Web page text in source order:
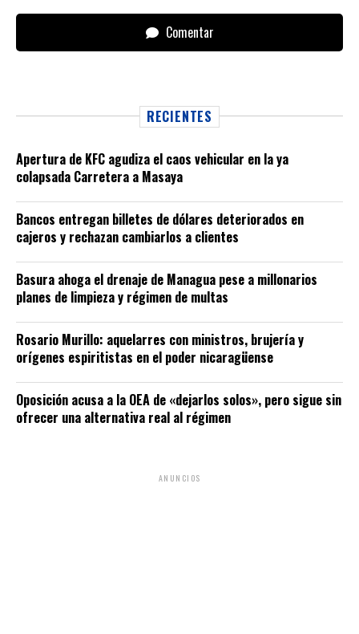
Comentar
RECIENTES
Apertura de KFC agudiza el caos vehicular en la ya
colapsada Carretera a Masaya
Bancos entregan billetes de dólares deteriorados en
cajeros y rechazan cambiarlos a clientes
Basura ahoga el drenaje de Managua pese a millonarios
planes de limpieza y régimen de multas
Rosario Murillo: aquelarres con ministros, brujería y
orígenes espiritistas en el poder nicaragüense
Oposición acusa a la OEA de «dejarlos solos», pero sigue sin
ofrecer una alternativa real al régimen
ANUNCIOS